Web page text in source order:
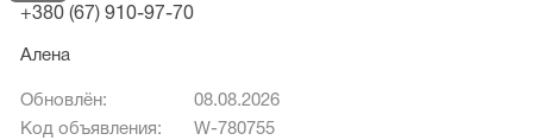
+380 (67) 910-97-70
Алена
Обновлён:
08.08.2026
Код объявления:
W-780755